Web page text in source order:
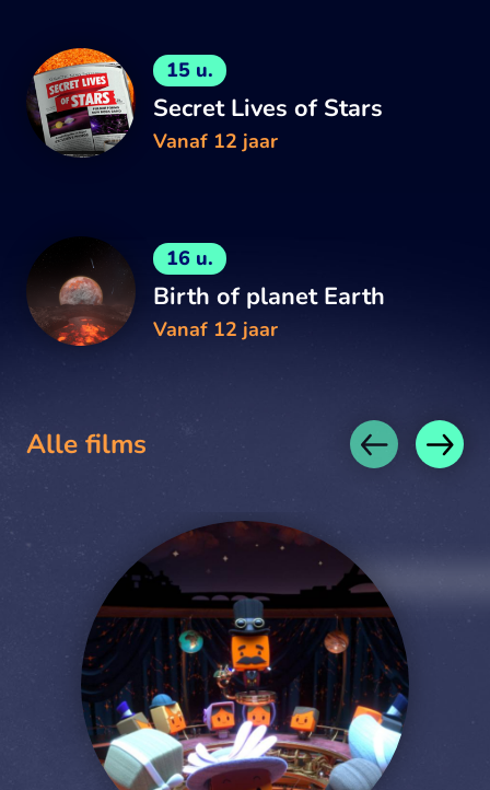
15 u.
Secret Lives of Stars
Vanaf 12 jaar
16 u.
Birth of planet Earth
Vanaf 12 jaar
Alle films